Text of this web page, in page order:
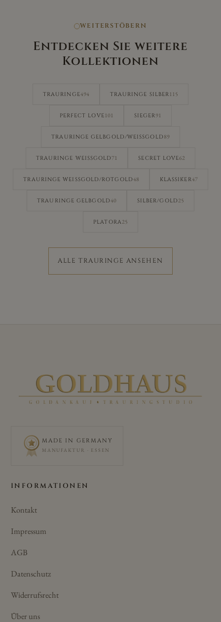
WEITERSTÖBERN
Entdecken Sie weitere
Kollektionen
TRAURINGE494 TRAURINGE SILBER 115
PERFECT LOVE 101 SIEGER91
TRAURINGE GELBGOLD/WEISSGOLD 89
TRAURINGE WEISSGOLD 71 SECRET LOVE62
TRAURINGE WEISSGOLD/ROTGOLD 48 KLASSIKER47
TRAURINGE GELBGOLD40 SILBER/GOLD 25
PLATORA25
ALLE TRAURINGE ANSEHEN
MADE IN GERMANY
MANUFAKTUR · ESSEN
INFORMATIONEN
Kontakt
Impressum
AGB
Datenschutz
Widerrufsrecht
Über uns